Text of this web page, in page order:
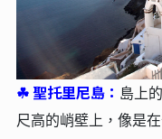
☘︎聖托里尼島： 島上
尺高的峭壁上，像是